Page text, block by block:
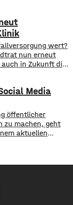
Insgesamt
zeigt sich
wert?
nun erneut
in Zukunft die
fließen in
des
haben sich
Media
öffentlicher
zu machen, geht
aktuellen